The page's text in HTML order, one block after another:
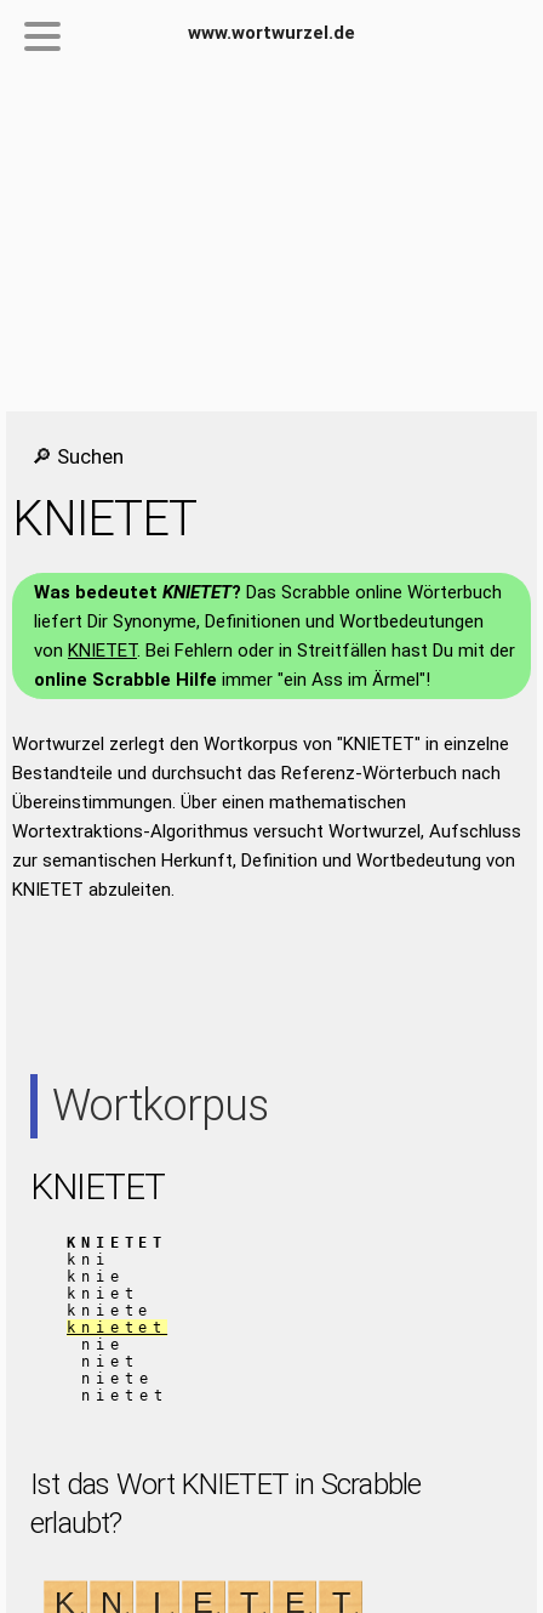
www.wortwurzel.de
🔎 Suchen
KNIETET
Was bedeutet KNIETET? Das Scrabble online Wörterbuch
liefert Dir Synonyme, Definitionen und Wortbedeutungen
von KNIETET. Bei Fehlern oder in Streitfällen hast Du mit der
online Scrabble Hilfe immer "ein Ass im Ärmel"!
Wortwurzel zerlegt den Wortkorpus von "KNIETET" in einzelne
Bestandteile und durchsucht das Referenz-Wörterbuch nach
Übereinstimmungen. Über einen mathematischen
Wortextraktions-Algorithmus versucht Wortwurzel, Aufschluss
zur semantischen Herkunft, Definition und Wortbedeutung von
KNIETET abzuleiten.
Wortkorpus
KNIETET
KNIETET
kni
knie
kniet
kniete
knietet
nie
niet
niete
nietet
Ist das Wort KNIETET in Scrabble
erlaubt?